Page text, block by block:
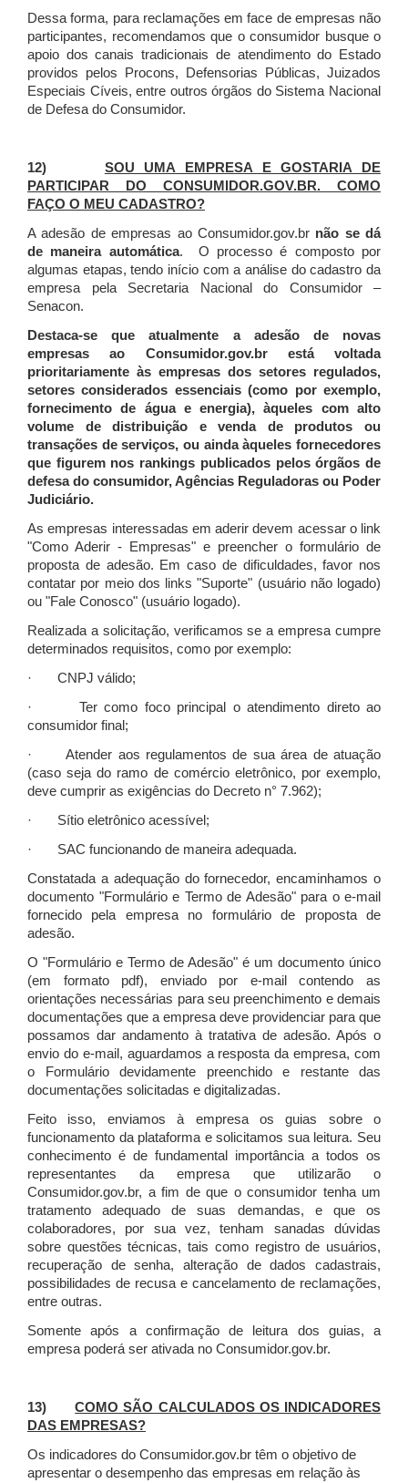
Dessa forma, para reclamações em face de empresas não
participantes, recomendamos que o consumidor busque o
apoio dos canais tradicionais de atendimento do Estado
providos pelos Procons, Defensorias Públicas, Juizados
Especiais Cíveis, entre outros órgãos do Sistema Nacional
de Defesa do Consumidor.
12) SOU UMA EMPRESA E GOSTARIA DE
PARTICIPAR DO CONSUMIDOR.GOV.BR. COMO
FAÇO O MEU CADASTRO?
A adesão de empresas ao Consumidor.gov.br não se dá
de maneira automática. O processo é composto por
algumas etapas, tendo início com a análise do cadastro da
empresa pela Secretaria Nacional do Consumidor –
Senacon.
Destaca-se que atualmente a adesão de novas
empresas ao Consumidor.gov.br está voltada
prioritariamente às empresas dos setores regulados,
setores considerados essenciais (como por exemplo,
fornecimento de água e energia), àqueles com alto
volume de distribuição e venda de produtos ou
transações de serviços, ou ainda àqueles fornecedores
que figurem nos rankings publicados pelos órgãos de
defesa do consumidor, Agências Reguladoras ou Poder
Judiciário.
As empresas interessadas em aderir devem acessar o link
"Como Aderir - Empresas" e preencher o formulário de
proposta de adesão. Em caso de dificuldades, favor nos
contatar por meio dos links "Suporte" (usuário não logado)
ou "Fale Conosco" (usuário logado).
Realizada a solicitação, verificamos se a empresa cumpre
determinados requisitos, como por exemplo:
· CNPJ válido;
· Ter como foco principal o atendimento direto ao
consumidor final;
· Atender aos regulamentos de sua área de atuação
(caso seja do ramo de comércio eletrônico, por exemplo,
deve cumprir as exigências do Decreto n° 7.962);
· Sítio eletrônico acessível;
· SAC funcionando de maneira adequada.
Constatada a adequação do fornecedor, encaminhamos o
documento "Formulário e Termo de Adesão" para o e-mail
fornecido pela empresa no formulário de proposta de
adesão.
O "Formulário e Termo de Adesão" é um documento único
(em formato pdf), enviado por e-mail contendo as
orientações necessárias para seu preenchimento e demais
documentações que a empresa deve providenciar para que
possamos dar andamento à tratativa de adesão. Após o
envio do e-mail, aguardamos a resposta da empresa, com
o Formulário devidamente preenchido e restante das
documentações solicitadas e digitalizadas.
Feito isso, enviamos à empresa os guias sobre o
funcionamento da plataforma e solicitamos sua leitura. Seu
conhecimento é de fundamental importância a todos os
representantes da empresa que utilizarão o
Consumidor.gov.br, a fim de que o consumidor tenha um
tratamento adequado de suas demandas, e que os
colaboradores, por sua vez, tenham sanadas dúvidas
sobre questões técnicas, tais como registro de usuários,
recuperação de senha, alteração de dados cadastrais,
possibilidades de recusa e cancelamento de reclamações,
entre outras.
Somente após a confirmação de leitura dos guias, a
empresa poderá ser ativada no Consumidor.gov.br.
13)COMO SÃO CALCULADOS OS INDICADORES
DAS EMPRESAS?
Os indicadores do Consumidor.gov.br têm o objetivo de
apresentar o desempenho das empresas em relação às